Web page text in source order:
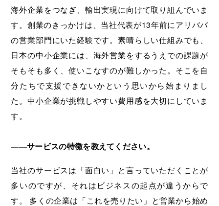
海外企業をつなぎ、輸出実現に向けて取り組んでいま
す。創業のきっかけは、当社代表が13年前にアリババ
の営業部門にいた経験です。素晴らしい仕組みでも、
日本の中小企業には、海外営業をするうえでの課題が
そもそも多く、使いこなすのが難しかった。そこを自
分たちで支援できないかという思いから始まりまし
た。中小企業が挑戦しやすい費用感を大切にしていま
す。
――サービスの特徴を教えてください。
当社のサービスは「面白い」と言っていただくことが
多いのですが、それはビジネスの起点が違うからで
す。 多くの企業は「これを売りたい」と営業から始め